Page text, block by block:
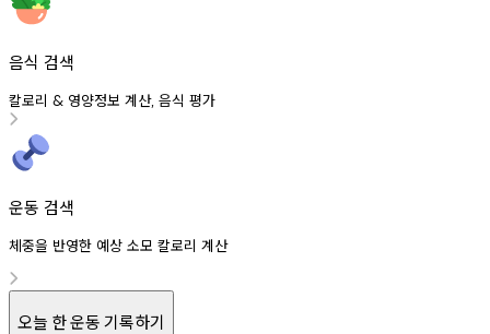
음식 검색
칼로리 & 영양정보 계산, 음식 평가
운동 검색
체중을 반영한 예상 소모 칼로리 계산
오늘 한 운동 기록하기